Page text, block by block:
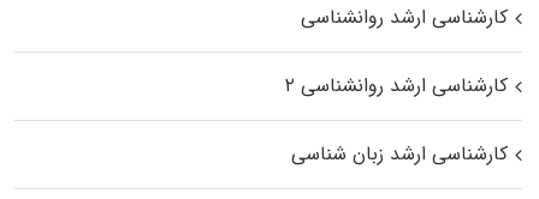
کارشناسی ارشد روانشناسی
کارشناسی ارشد روانشناسی ۲
کارشناسی ارشد زبان شناسی